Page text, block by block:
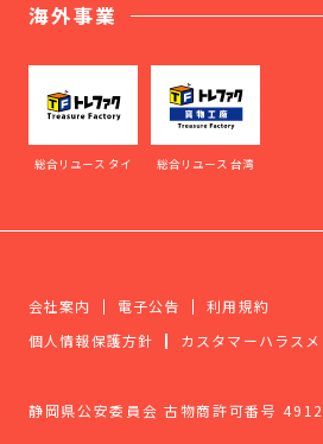
海外事業
総合リユース タイ 総合リユース 台湾
会社案内 電子公告
利用規約
個人情報保護方針
カスタマーハラス
静岡県公安委員会 古物商許可番号